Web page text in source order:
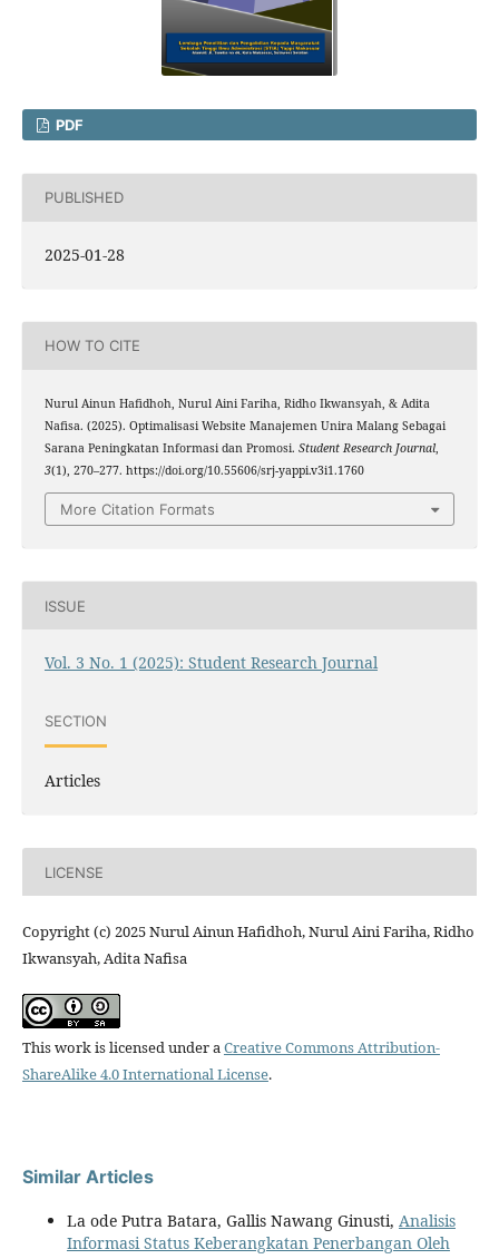
PDF
PUBLISHED
2025-01-28
HOW TO CITE
Nurul Ainun Hafidhoh, Nurul Aini Fariha, Ridho Ikwansyah, & Adita
Nafisa. (2025). Optimalisasi Website Manajemen Unira Malang Sebagai
Sarana Peningkatan Informasi dan Promosi. Student Research Journal,
3(1), 270–277. https://doi.org/10.55606/srj-yappi.v3i1.1760
More Citation Formats
ISSUE
Vol. 3 No. 1 (2025): Student Research Journal
SECTION
Articles
LICENSE
Copyright (c) 2025 Nurul Ainun Hafidhoh, Nurul Aini Fariha, Ridho
Ikwansyah, Adita Nafisa
This work is licensed under aCreative Commons Attribution-
ShareAlike 4.0 International License.
Similar Articles
La ode Putra Batara, Gallis Nawang Ginusti, Analisis
Informasi Status Keberangkatan Penerbangan Oleh